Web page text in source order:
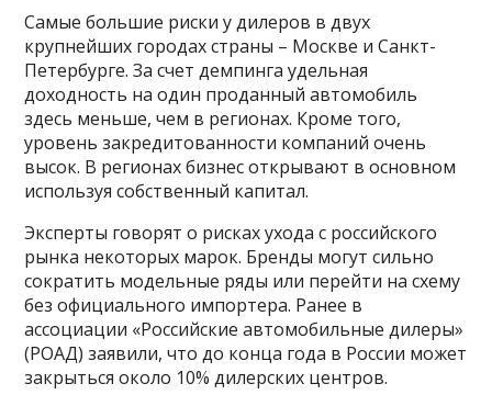
Самые большие риски у дилеров в двух
крупнейших городах страны – Москве и Санкт-
Петербурге. За счет демпинга удельная
доходность на один проданный автомобиль
здесь меньше, чем в регионах. Кроме того,
уровень закредитованности компаний очень
высок. В регионах бизнес открывают в основном
используя собственный капитал.
Эксперты говорят о рисках ухода с российского
рынка некоторых марок. Бренды могут сильно
сократить модельные ряды или перейти на схему
без официального импортера. Ранее в
ассоциации «Российские автомобильные дилеры»
(РОАД) заявили, что до конца года в России может
закрыться около 10% дилерских центров.